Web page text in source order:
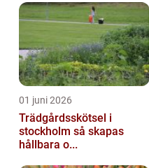
01 juni 2026
Trädgårdsskötsel i
stockholm så skapas
hållbara o...